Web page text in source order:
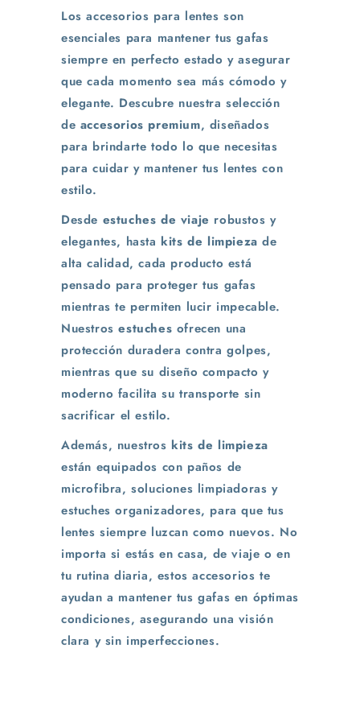
Los accesorios para lentes son
esenciales para mantener tus gafas
siempre en perfecto estado y asegurar
que cada momento sea más cómodo y
elegante. Descubre nuestra selección
de accesorios premium, diseñados
para brindarte todo lo que necesitas
para cuidar y mantener tus lentes con
estilo.
Desde estuches de viaje robustos y
elegantes, hasta kits de limpieza de
alta calidad, cada producto está
pensado para proteger tus gafas
mientras te permiten lucir impecable.
Nuestrosestuches ofrecen una
protección duradera contra golpes,
mientras que su diseño compacto y
moderno facilita su transporte sin
sacrificar el estilo.
Además, nuestros kits de limpieza
están equipados con paños de
microfibra, soluciones limpiadoras y
estuches organizadores, para que tus
lentes siempre luzcan como nuevos. No
importa si estás en casa, de viaje o en
tu rutina diaria, estos accesorios te
ayudan a mantener tus gafas en óptimas
condiciones, asegurando una visión
clara y sin imperfecciones.